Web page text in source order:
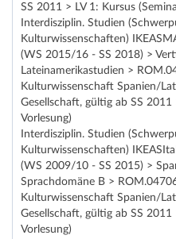
SS 2011 > LV 1: Kursus
Interdisziplin. Studien
Kulturwissenschaften)
(WS 2015/16 - SS 2018) >
Lateinamerikastudien >
Kulturwissenschaft Spanien/
Gesellschaft, gültig ab SS
Vorlesung)
Interdisziplin. Studien
Kulturwissenschaften)
(WS 2009/10 - SS 2015) >
Sprachdomäne B >
Kulturwissenschaft Spanien/
Gesellschaft, gültig ab SS
Vorlesung)